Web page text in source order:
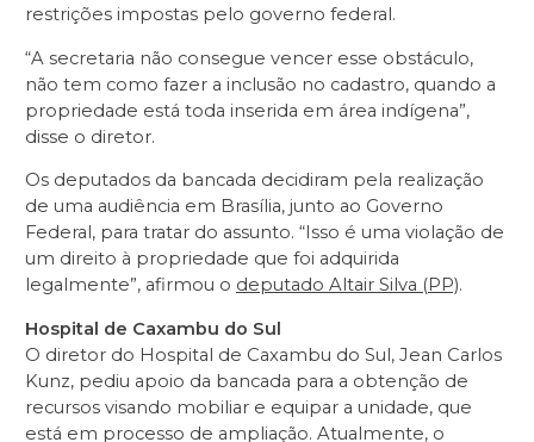
restrições impostas pelo governo federal.
“A secretaria não consegue vencer esse obstáculo,
não tem como fazer a inclusão no cadastro, quando a
propriedade está toda inserida em área indígena”,
disse o diretor.
Os deputados da bancada decidiram pela realização
de uma audiência em Brasília, junto ao Governo
Federal, para tratar do assunto. “Isso é uma violação de
um direito à propriedade que foi adquirida
legalmente”, afirmou o deputado Altair Silva (PP).
Hospital de Caxambu do Sul
O diretor do Hospital de Caxambu do Sul, Jean Carlos
Kunz, pediu apoio da bancada para a obtenção de
recursos visando mobiliar e equipar a unidade, que
está em processo de ampliação. Atualmente, o